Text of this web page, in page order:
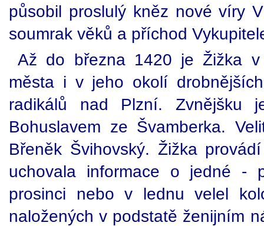
působil proslulý kněz nové víry
soumrak věků a příchod
Až do března 1420 je Žižka
města i v jeho okolí
radikálů nad Plzní. Zvnějšku
Bohuslavem ze Švamberka.
Břeněk Švihovský. Žižka
uchovala informace o jedné -
prosinci nebo v lednu velel
naložených v podstatě ženijním